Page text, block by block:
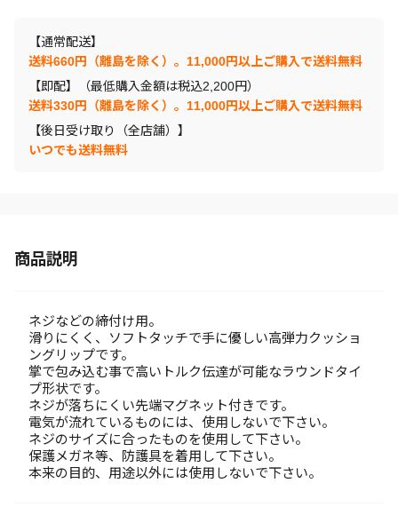
【通常配送】
送料660円（離島を除く）。11,000円以上ご購入で送料無料
【即配】（最低購入金額は税込2,200円）
送料330円（離島を除く）。11,000円以上ご購入で送料無料
【後日受け取り（全店舗）】
いつでも送料無料
商品説明
ネジなどの締付け用。
滑りにくく、ソフトタッチで手に優しい高弾力クッショ
ングリップです。
掌で包み込む事で高いトルク伝達が可能なラウンドタイ
プ形状です。
ネジが落ちにくい先端マグネット付きです。
電気が流れているものには、使用しないで下さい。
ネジのサイズに合ったものを使用して下さい。
保護メガネ等、防護具を着用して下さい。
本来の目的、用途以外には使用しないで下さい。